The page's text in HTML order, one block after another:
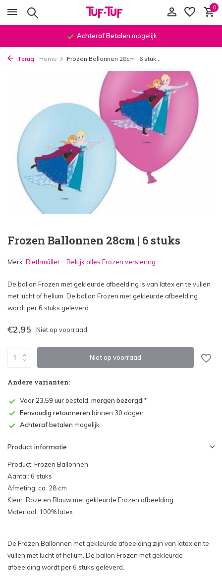
0
Achteraf Betalen mogelijk
Terug Home Frozen Ballonnen 28cm | 6 stuk...
Frozen Ballonnen 28cm | 6 stuks
Merk: Riethmüller Bekijk alles Frozen versiering
De ballon Frozen met gekleurde afbeelding is van latex en te vullen
met lucht of helium. De ballon Frozen met gekleurde afbeelding
wordt per 6 stuks geleverd.
€2,95 Niet op voorraad
Niet op voorraad
Andere varianten:
Voor 23.59 uurbesteld, morgen bezorgd!*
Eenvoudig retourneren binnen 30 dagen
Achteraf betalen mogelijk
Product informatie
Product: Frozen Ballonnen
Aantal: 6 stuks
Afmeting: ca. 28 cm
Kleur: Roze en Blauw met gekleurde Frozen afbeelding
Materiaal: 100% latex
De Frozen Ballonnen met gekleurde afbeelding zijn van latex en te
vullen met lucht of helium. De ballon Frozen met gekleurde
afbeelding wordt per 6 stuks geleverd.